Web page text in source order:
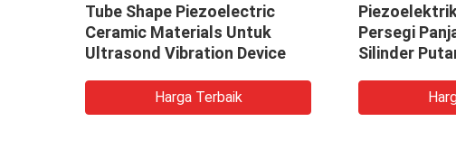
Tube Shape Piezoelectric
Ceramic Materials Untuk
Ultrasond Vibration Device
Harga Terbaik
Persegi
Silinder